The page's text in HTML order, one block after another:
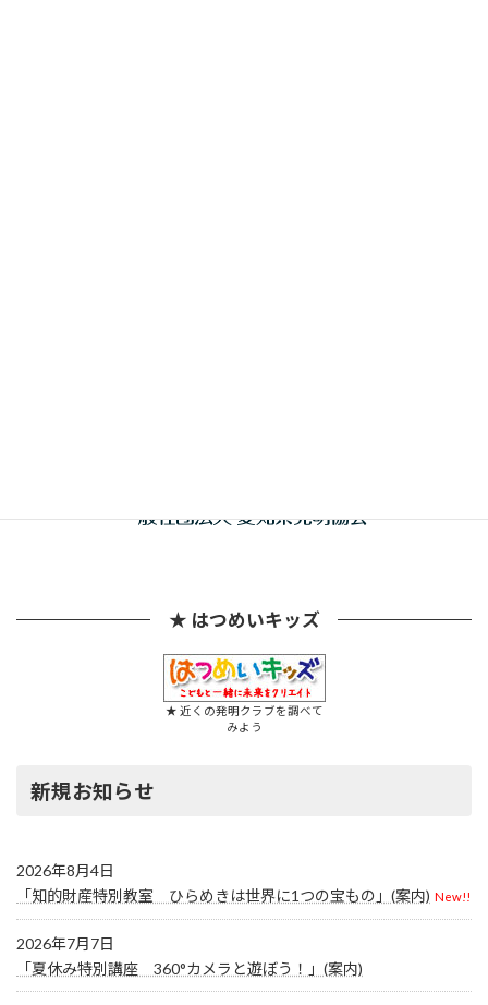
★ はつめいキッズ
★ 近くの発明クラブを調べて
みよう
新規お知らせ
2026年8月4日
「知的財産特別教室 ひらめきは世界に1つの宝もの」(案内) New!!
2026年7月7日
「夏休み特別講座 360°カメラと遊ぼう！」(案内)